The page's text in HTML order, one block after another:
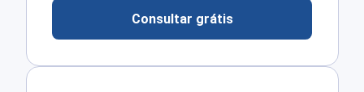
Consultar grátis